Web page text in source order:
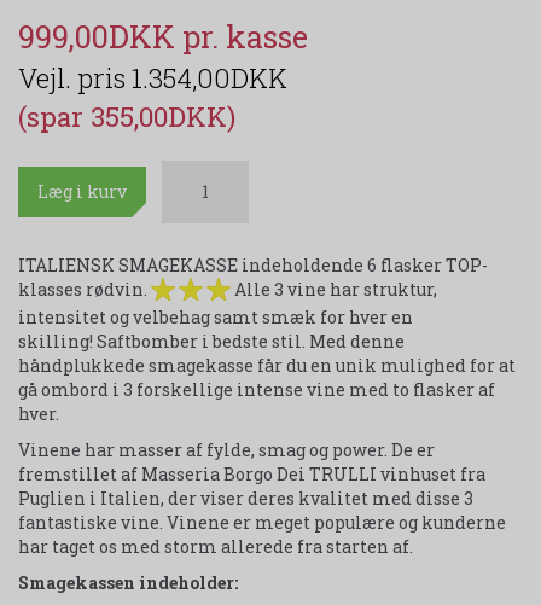
999,00DKK
1.354,00DKK
(spar 355,00DKK)
Læg i kurv
ITALIENSK SMAGEKASSE indeholdende 6 flasker TOP-
klasses rødvin.
Alle 3 vine har struktur,
intensitet og velbehag samt smæk for hver en
skilling! Saftbomber i bedste stil. Med denne
håndplukkede smagekasse får du en unik mulighed for at
gå ombord i 3 forskellige intense vine med to flasker af
hver.
Vinene har masser af fylde, smag og power. De er
fremstillet af Masseria Borgo Dei TRULLI vinhuset fra
Puglien i Italien, der viser deres kvalitet med disse 3
fantastiske vine. Vinene er meget populære og kunderne
har taget os med storm allerede fra starten af.
Smagekassen indeholder: